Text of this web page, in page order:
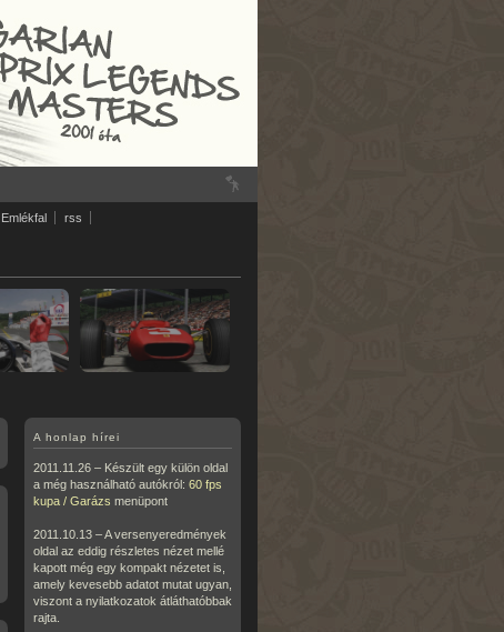
Emlékfal rss
A honlap hírei
2011.11.26 – Készült egy külön oldal
a még használható autókról: 60 fps
kupa / Garázs menüpont
2011.10.13 – A versenyeredmények
oldal az eddig részletes nézet mellé
kapott még egy kompakt nézetet is,
amely kevesebb adatot mutat ugyan,
viszont a nyilatkozatok átláthatóbbak
rajta.